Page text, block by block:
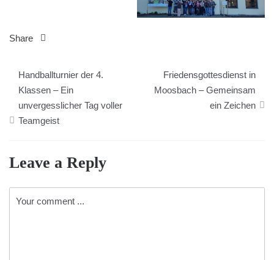
Share
Handballturnier der 4.
Klassen – Ein
unvergesslicher Tag voller
Teamgeist
Friedensgottesdienst in
Moosbach – Gemeinsam
ein Zeichen
Leave a Reply